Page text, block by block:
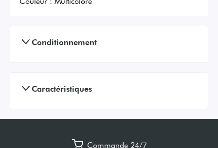
Conditionnement
Caractéristiques
Commande 24/7